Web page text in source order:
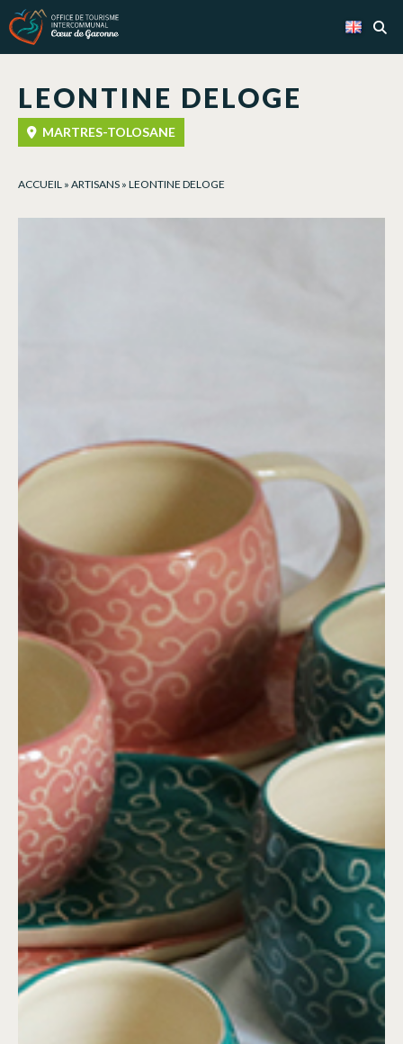
LEONTINE DELOGE
MARTRES-TOLOSANE
ACCUEIL » ARTISANS » LEONTINE DELOGE
Cookies management panel